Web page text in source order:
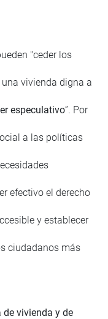
"ceder los
vivienda digna a
especulativo”. Por
a las políticas
efectivo el derecho
y establecer
ciudadanos más
vivienda y de